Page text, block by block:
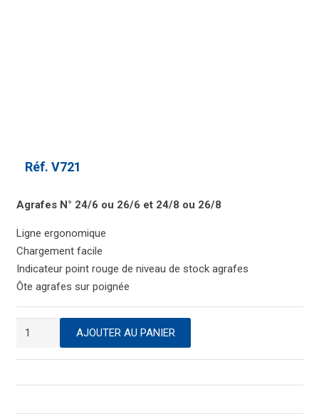
Réf. V721
Agrafes N° 24/6 ou 26/6 et 24/8 ou 26/8
Ligne ergonomique
Chargement facile
Indicateur point rouge de niveau de stock agrafes
Ôte agrafes sur poignée
quantité
Pince
AJOUTER AU PANIER